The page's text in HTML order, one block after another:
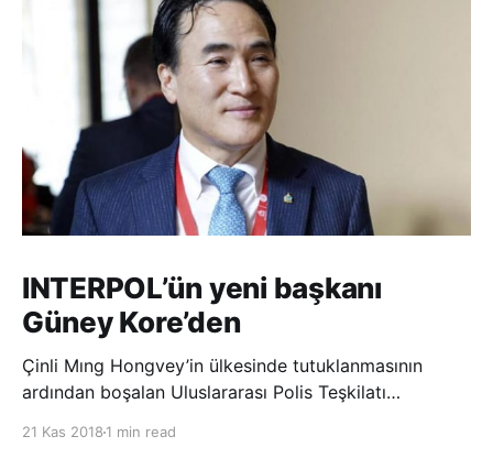
INTERPOL’ün yeni başkanı
Güney Kore’den
Çinli Mıng Hongvey’in ülkesinde tutuklanmasının
ardından boşalan Uluslararası Polis Teşkilatı
21 Kas 2018 1 min read